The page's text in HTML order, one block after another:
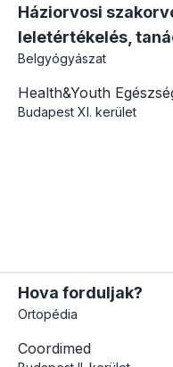
Háziorvosi
leletértékelés,
Belgyógyászat
Health&Youth
Budapest XI. kerület
Hova forduljak?
Ortopédia
Coordimed